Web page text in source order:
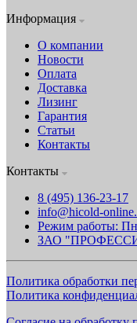
Информация
О компании
Новости
Оплата
Доставка
Лизинг
Гарантия
Статьи
Контакты
Контакты
8 (495) 136-23-17
info@hicold-
Режим работы:
ЗАО
Политика обработки
Политика